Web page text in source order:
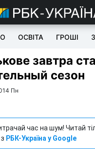
ОСВІТА ГРОШІ
завтра
сезон
Пн
час на шум! Читай
РБК-Україна у Google